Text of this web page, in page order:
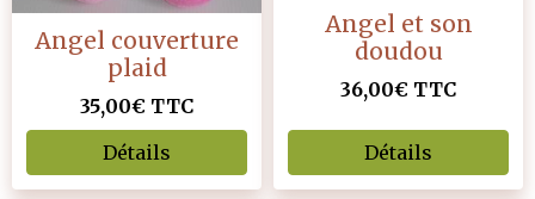
Angel couverture
plaid
35,00€ TTC
Détails
Angel et son
doudou
36,00€ TTC
Détails